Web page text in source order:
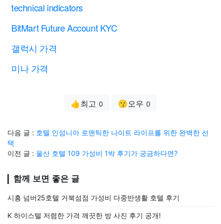
technical indicators
BitMart Future Account KYC
갤럭시 가격
미나 가격
👍최고 0 😗오우 0
다음 글 : 호텔 인섬니아 로맨틱한 나이트 라이프를 위한 완벽한 선
택
이전 글 : 울산 호텔 109 가성비 1박 후기가 궁금하다면?
함께 보면 좋은 글
시흥 넘버25호텔 거북섬점 가성비 다중반생활 호텔 후기
K 하이스텔 저렴한 가격 깨끗한 방 사진 후기 공개!